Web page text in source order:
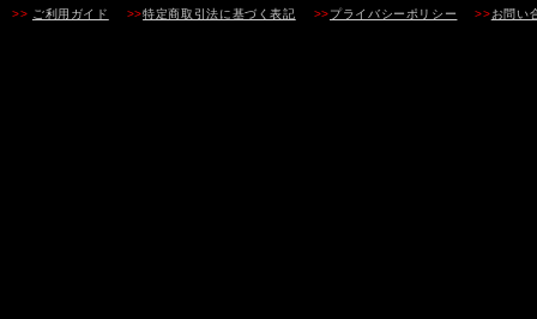
>> ご利用ガイド >>特定商取引法に基づく表記 >>プライバシーポリシー >>お問い